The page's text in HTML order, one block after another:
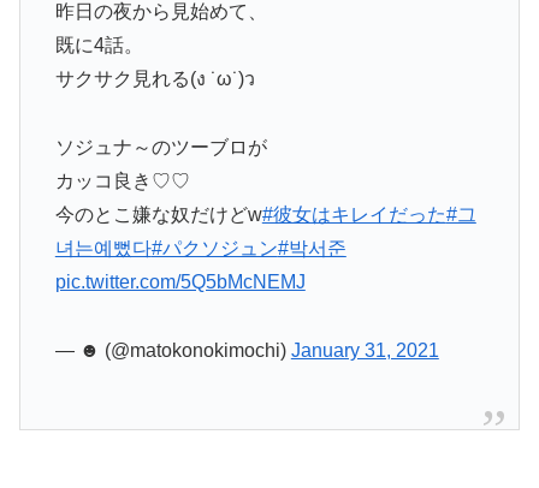
昨日の夜から見始めて、
既に4話。
サクサク見れる(ง ˙ω˙)ว
ソジュナ～のツーブロが
カッコ良き♡♡
今のとこ嫌な奴だけどw#彼女はキレイだった#그
녀는예뻤다#パクソジュン#박서준
pic.twitter.com/5Q5bMcNEMJ
— ☻ (@matokonokimochi) January 31, 2021